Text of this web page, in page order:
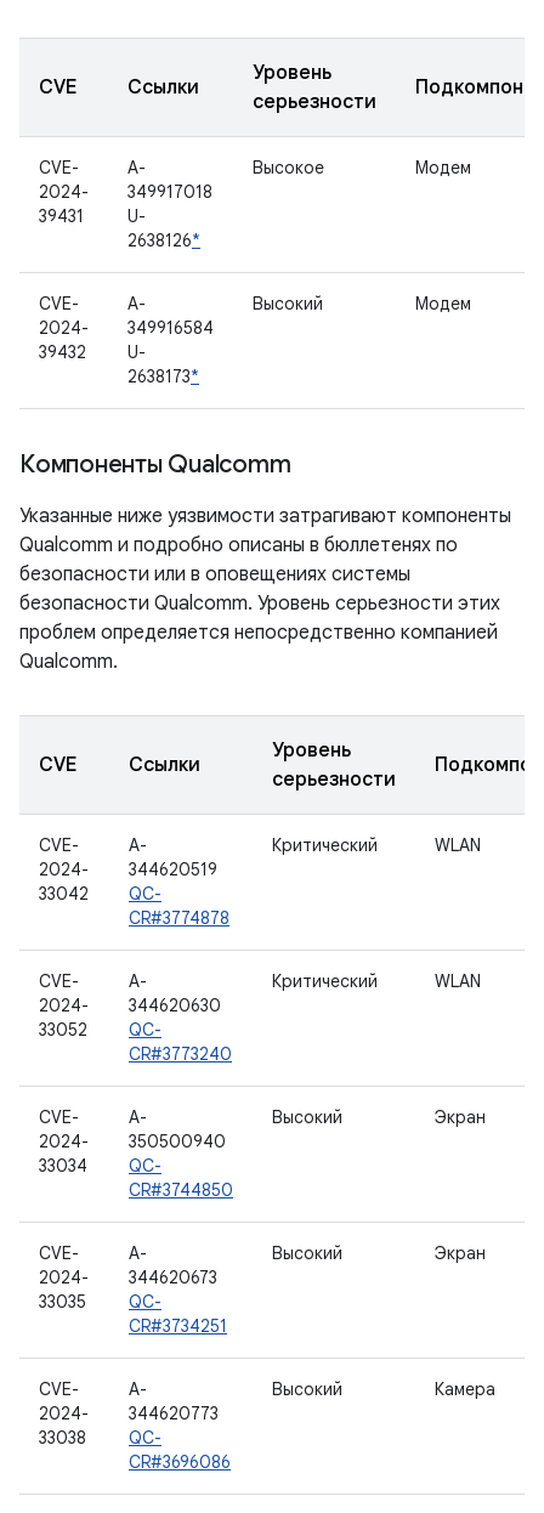
CVE Ссылки
Уровень
серьезности
CVE-
2024-
39431
A-
349917018
U-
2638126*
Высокое Модем
CVE-
2024-
39432
A-
349916584
U-
2638173*
Высокий Модем
Компоненты Qualcomm
Указанные ниже уязвимости затрагивают компоненты
Qualcomm и подробно описаны в бюллетенях по
безопасности или в оповещениях системы
безопасности Qualcomm. Уровень серьезности этих
проблем определяется непосредственно компанией
Qualcomm.
CVE Ссылки
Уровень
серьезности
CVE-
2024-
33042
A-
344620519
QC-
CR#3774878
Критический WLAN
CVE-
2024-
33052
A-
344620630
QC-
CR#3773240
Критический WLAN
CVE-
2024-
33034
A-
350500940
QC-
CR#3744850
Высокий Экран
CVE-
2024-
33035
A-
344620673
QC-
CR#3734251
Высокий Экран
CVE-
2024-
33038
A-
344620773
QC-
CR#3696086
Высокий Камера